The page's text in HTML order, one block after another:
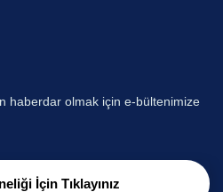
haberdar olmak için e-bültenimize
İçin Tıklayınız